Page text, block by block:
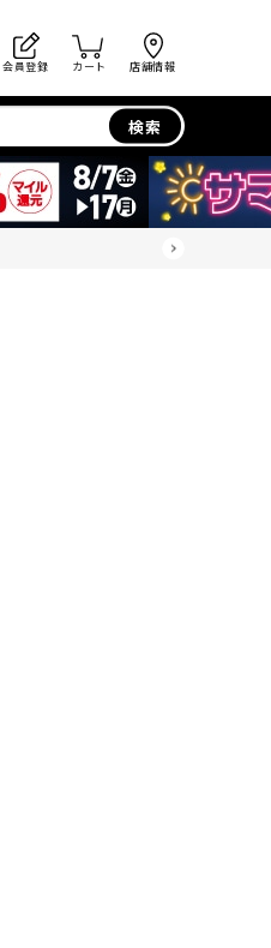
会員登録 カート 店舗情報
検索